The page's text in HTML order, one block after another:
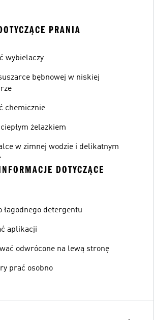
PRANIA
wybielaczy
bębnowej w niskiej
chemicznie
żelazkiem
w zimnej wodzie i delikatnym
DOTYCZĄCE
łagodnego detergentu
aplikacji
odwrócone na lewą stronę
prać osobno